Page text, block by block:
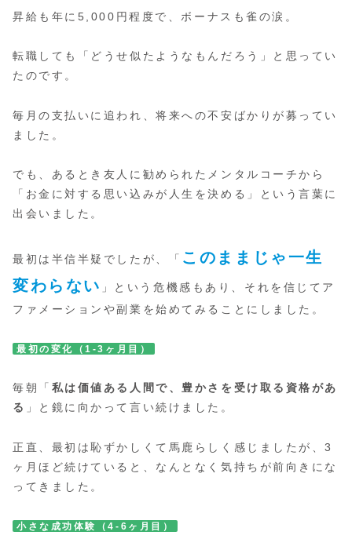
昇給も年に5,000円程度で、ボーナスも雀の涙。
転職しても「どうせ似たようなもんだろう」と思ってい
たのです。
毎月の支払いに追われ、将来への不安ばかりが募ってい
ました。
でも、あるとき友人に勧められたメンタルコーチから
「お金に対する思い込みが人生を決める」という言葉に
出会いました。
最初は半信半疑でしたが、「 このままじゃ一生
変わらない 」という危機感もあり、それを信じてア
ファメーションや副業を始めてみることにしました。
最初の変化（1-3ヶ月目）
毎朝「 私は価値ある人間で、豊かさを受け取る資格があ
る 」と鏡に向かって言い続けました。
正直、最初は恥ずかしくて馬鹿らしく感じましたが、3
ヶ月ほど続けていると、なんとなく気持ちが前向きにな
ってきました。
小さな成功体験（4-6ヶ月目）